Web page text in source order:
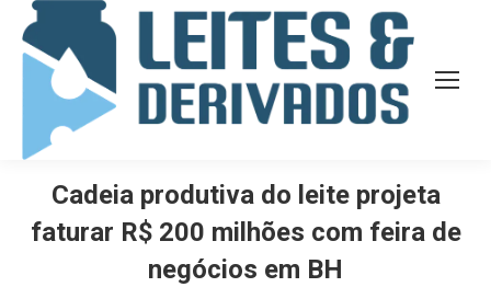
Cadeia produtiva do leite projeta
faturar R$ 200 milhões com feira de
negócios em BH